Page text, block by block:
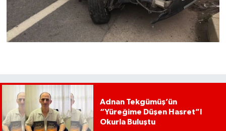
Adnan Tekgümüş’ün
“Yüreğime Düşen Hasret”I
Okurla Buluştu